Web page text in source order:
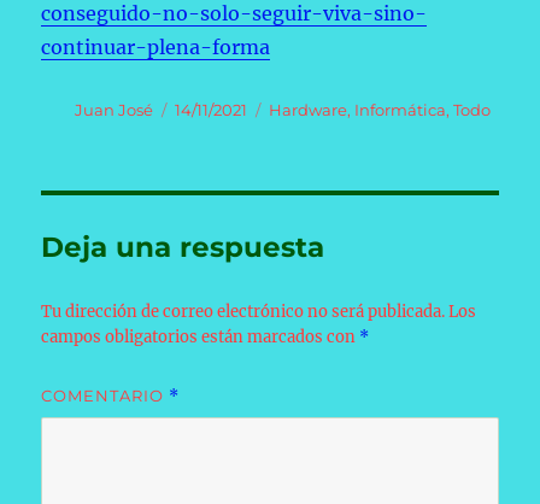
conseguido-no-solo-seguir-viva-sino-
continuar-plena-forma
Autor
Juan José
Publicado
14/11/2021 Categorías
Hardware, Informática,Todo
Deja una respuesta
Tu dirección de correo electrónico no será publicada. Los
campos obligatorios están marcados con *
COMENTARIO *